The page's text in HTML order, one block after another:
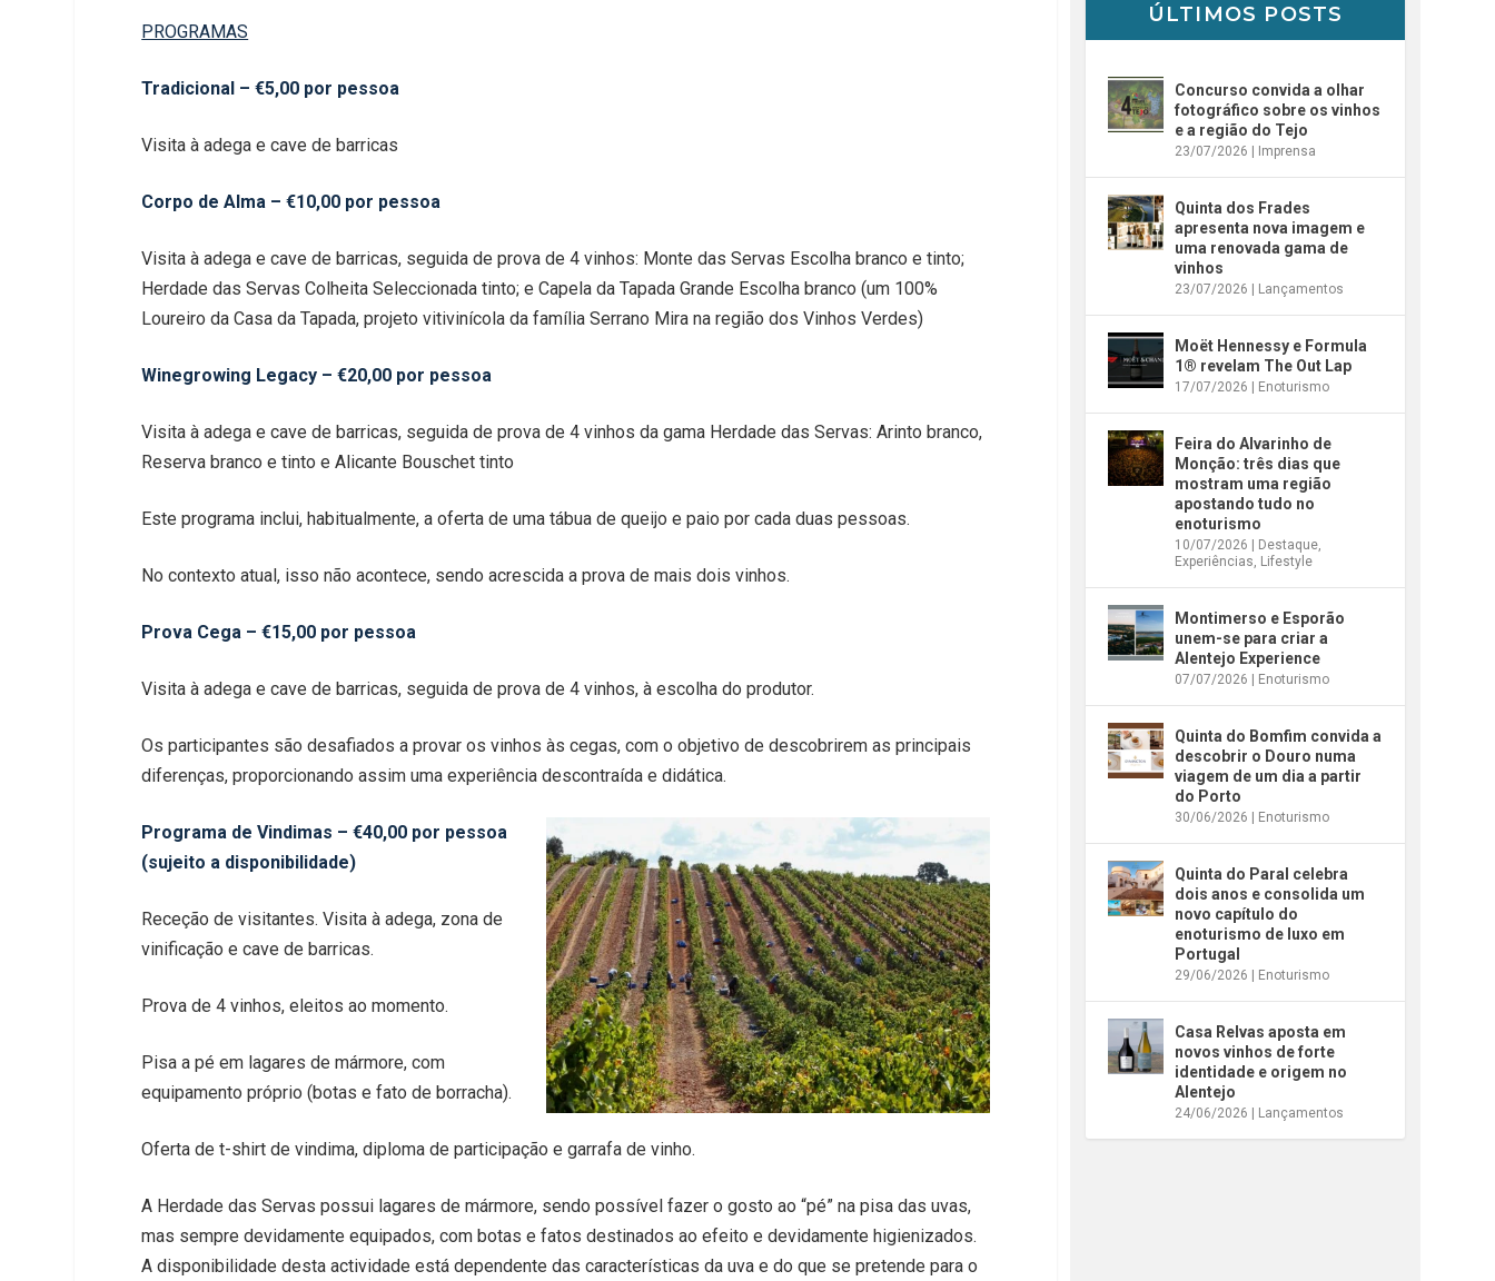
PROGRAMAS
Tradicional – €5,00 por pessoa
Visita à adega e cave de barricas
Corpo de Alma – €10,00 por pessoa
Visita à adega e cave de barricas, seguida de prova de 4 vinhos: Monte das Servas Escolha branco e tinto;
Herdade das Servas Colheita Seleccionada tinto; e Capela da Tapada Grande Escolha branco (um 100%
Loureiro da Casa da Tapada, projeto vitivinícola da família Serrano Mira na região dos Vinhos Verdes)
Winegrowing Legacy – €20,00 por pessoa
Visita à adega e cave de barricas, seguida de prova de 4 vinhos da gama Herdade das Servas: Arinto branco,
Reserva branco e tinto e Alicante Bouschet tinto
Este programa inclui, habitualmente, a oferta de uma tábua de queijo e paio por cada duas pessoas.
No contexto atual, isso não acontece, sendo acrescida a prova de mais dois vinhos.
Prova Cega – €15,00 por pessoa
Visita à adega e cave de barricas, seguida de prova de 4 vinhos, à escolha do produtor.
Os participantes são desafiados a provar os vinhos às cegas, com o objetivo de descobrirem as principais
diferenças, proporcionando assim uma experiência descontraída e didática.
Programa de Vindimas – €40,00 por pessoa
(sujeito a disponibilidade)
Receção de visitantes. Visita à adega, zona de
vinificação e cave de barricas.
Prova de 4 vinhos, eleitos ao momento.
Pisa a pé em lagares de mármore, com
equipamento próprio (botas e fato de borracha).
Oferta det-shirt de vindima, diploma de participação e garrafa de vinho.
A Herdade das Servas possui lagares de mármore, sendo possível fazer o gosto ao “pé” na pisa das uvas,
mas sempre devidamente equipados, com botas e fatos destinados ao efeito e devidamente higienizados.
A disponibilidade desta actividade está dependente das características da uva e do que se pretende para o
ÚLTIMOS POSTS
Concurso convida a olhar
fotográfico sobre os vinhos
e a região do Tejo
23/07/2026 | Imprensa
Quinta dos Frades
apresenta nova imagem e
uma renovada gama de
vinhos
23/07/2026 | Lançamentos
Moët Hennessy e Formula
1® revelam The Out Lap
17/07/2026 | Enoturismo
Feira do Alvarinho de
Monção: três dias que
mostram uma região
apostando tudo no
enoturismo
10/07/2026 | Destaque,
Experiências, Lifestyle
Montimerso e Esporão
unem-se para criar a
Alentejo Experience
07/07/2026 | Enoturismo
Quinta do Bomfim convida a
descobrir o Douro numa
viagem de um dia a partir
do Porto
30/06/2026 | Enoturismo
Quinta do Paral celebra
dois anos e consolida um
novo capítulo do
enoturismo de luxo em
Portugal
29/06/2026 | Enoturismo
Casa Relvas aposta em
novos vinhos de forte
identidade e origem no
Alentejo
24/06/2026 | Lançamentos